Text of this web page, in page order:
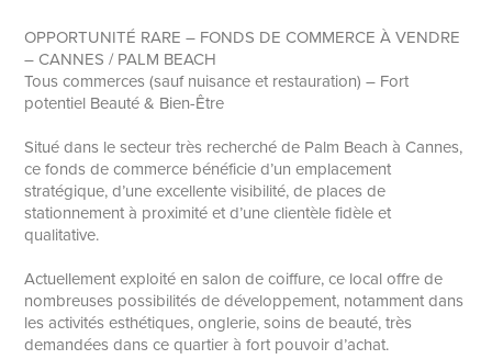
OPPORTUNITÉ RARE – FONDS DE COMMERCE À VENDRE
– CANNES / PALM BEACH
Tous commerces (sauf nuisance et restauration) – Fort
potentiel Beauté & Bien-Être
Situé dans le secteur très recherché de Palm Beach à Cannes,
ce fonds de commerce bénéficie d’un emplacement
stratégique, d’une excellente visibilité, de places de
stationnement à proximité et d’une clientèle fidèle et
qualitative.
Actuellement exploité en salon de coiffure, ce local offre de
nombreuses possibilités de développement, notamment dans
les activités esthétiques, onglerie, soins de beauté, très
demandées dans ce quartier à fort pouvoir d’achat.